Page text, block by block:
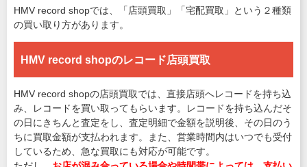
HMV record shopでは、「店頭買取」「宅配買取」という２種類
の買い取り方があります。
HMV record shopのレコード店頭買取
HMV record shopの店頭買取では、直接店頭へレコードを持ち込
み、レコードを買い取ってもらいます。レコードを持ち込んだそ
の日にきちんと査定をし、査定明細で金額を説明後、その日のう
ちに買取金額が支払われます。また、営業時間内はいつでも受付
しているため、急な買取にも対応が可能です。